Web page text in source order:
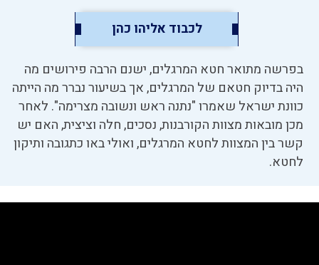
לכבוד אליהו כהן
בפרשה מתואר חטא המרגלים, ישנם הרבה פירושים מה
היה בדיוק חטאם של המרגלים, אך בשיעור נברר מה הייתה
כוונת ישראל שאמרו "נתנה ראש ונשובה מצרימה". לאחר
מכן מובאות מצוות הקורבנות, נסכים, חלה וציצית, האם יש
קשר בין המצוות לחטא המרגלים, ואולי באו כתגובה ותיקון
לחטא.